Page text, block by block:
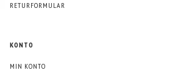
RETURFORMULAR
KONTO
MIN KONTO